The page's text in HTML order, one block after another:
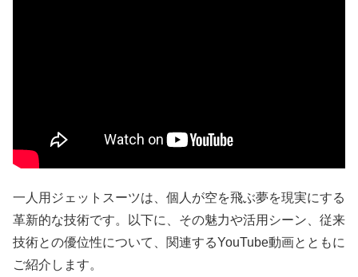
一人用ジェットスーツは、個人が空を飛ぶ夢を現実にする
革新的な技術です。以下に、その魅力や活用シーン、従来
技術との優位性について、関連するYouTube動画とともに
ご紹介します。